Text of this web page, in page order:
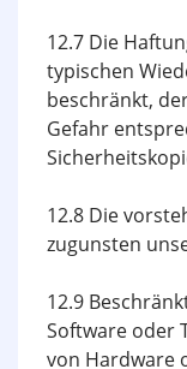
12.7 Die
typischen
beschränkt,
Gefahr
12.8 Die
zugunsten
12.9
Software oder
von Hardware